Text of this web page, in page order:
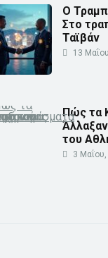
Ο Τραμπ
Στο
Ταϊβάν
13
Πώς τα
του
3